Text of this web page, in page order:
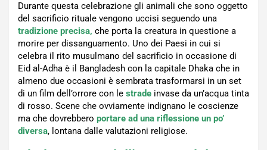
Durante questa celebrazione gli animali che sono oggetto
del sacrificio rituale vengono uccisi seguendo una
tradizione precisa, che porta la creatura in questione a
morire per dissanguamento. Uno dei Paesi in cui si
celebra il rito musulmano del sacrificio in occasione di
Eid al-Adha è il Bangladesh con la capitale Dhaka che in
almeno due occasioni è sembrata trasformarsi in un set
di un film dell’orrore con le strade invase da un’acqua tinta
di rosso. Scene che ovviamente indignano le coscienze
ma che dovrebbero portare ad una riflessione un po’
diversa, lontana dalle valutazioni religiose.